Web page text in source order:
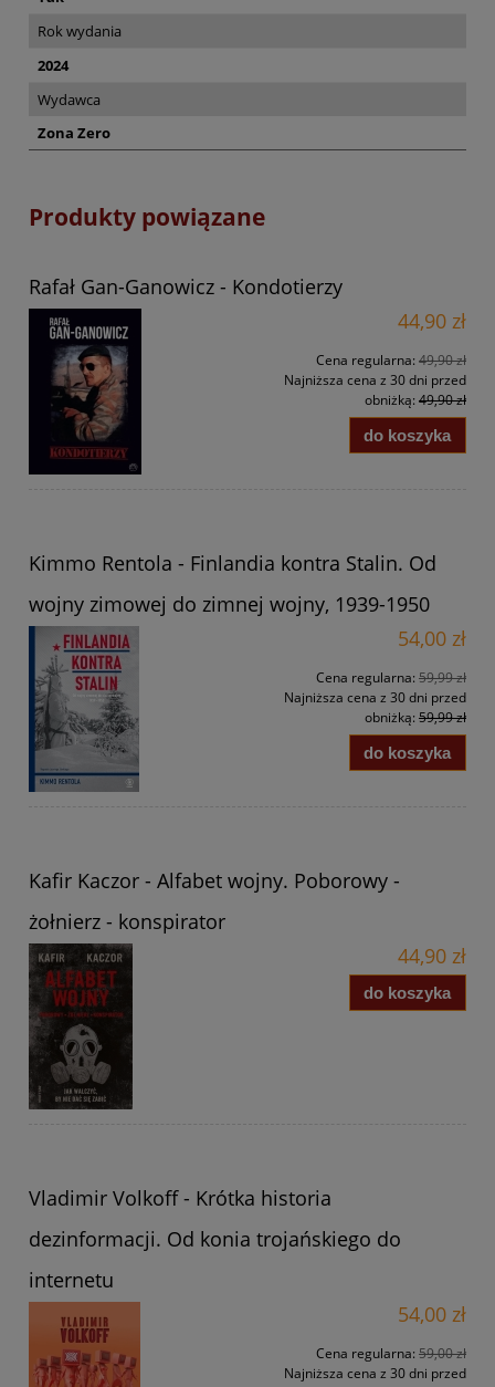
Rok wydania
2024
Wydawca
Zona Zero
Produkty powiązane
Rafał Gan-Ganowicz - Kondotierzy
44,90 zł
Cena regularna: 49,90 zł
Najniższa cena z 30 dni przed
obniżką: 49,90 zł
do koszyka
Kimmo Rentola - Finlandia kontra Stalin. Od
wojny zimowej do zimnej wojny, 1939-1950
54,00 zł
Cena regularna: 59,99 zł
Najniższa cena z 30 dni przed
obniżką: 59,99 zł
do koszyka
Kafir Kaczor - Alfabet wojny. Poborowy -
żołnierz - konspirator
44,90 zł
do koszyka
Vladimir Volkoff - Krótka historia
dezinformacji. Od konia trojańskiego do
internetu
54,00 zł
Cena regularna: 59,00 zł
Najniższa cena z 30 dni przed